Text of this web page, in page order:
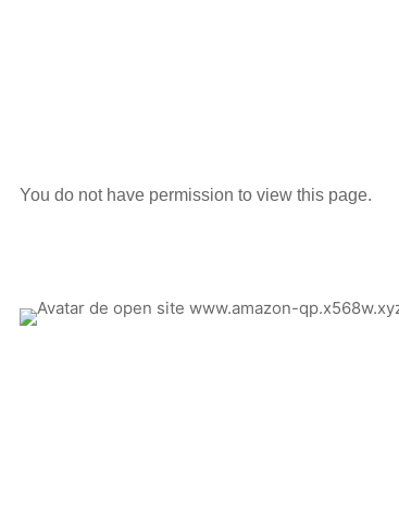
You do not have permission to view this page.